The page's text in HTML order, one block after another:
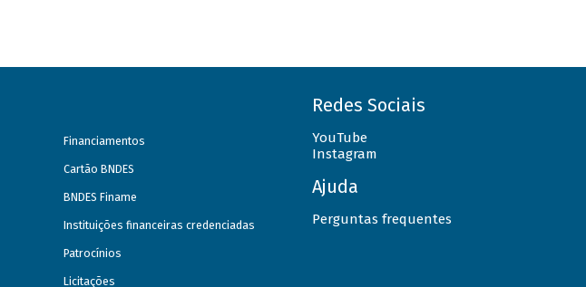
Financiamentos
Cartão BNDES
BNDES Finame
Instituições financeiras credenciadas
Patrocínios
Licitações
Redes Sociais
YouTube
Instagram
Ajuda
Perguntas frequentes